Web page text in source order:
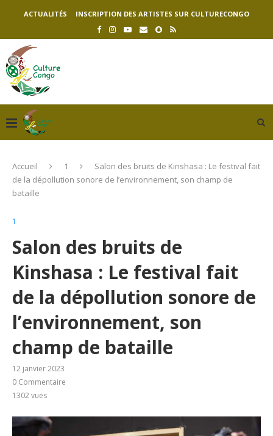
ACTUALITÉS INSCRIPTION DES ARTISTES SUR CULTURECONGO
Accueil 1
Salon des bruits de Kinshasa : Le festival fait
de la dépollution sonore de l’environnement, son champ de
bataille
1
Salon des bruits de
Kinshasa : Le festival fait
de la dépollution sonore de
l’environnement, son
champ de bataille
12 janvier 2023
0 Commentaire
1302vues